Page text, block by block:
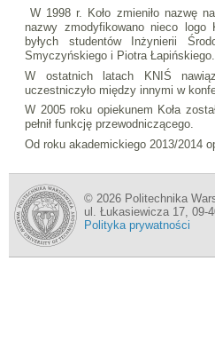
W 1998 r. Koło zmieniło nazwę
nazwy zmodyfikowano nieco logo
byłych studentów Inżynierii
Smyczyńskiego i Piotra Łapińskiego.
W ostatnich latach KNIŚ
uczestniczyło między innymi w
W 2005 roku opiekunem Koła
pełnił funkcję przewodniczącego.
Od roku akademickiego 2013/2014
© 2026 Politechnika
ul. Łukasiewicza 17, 09-
Polityka prywatności